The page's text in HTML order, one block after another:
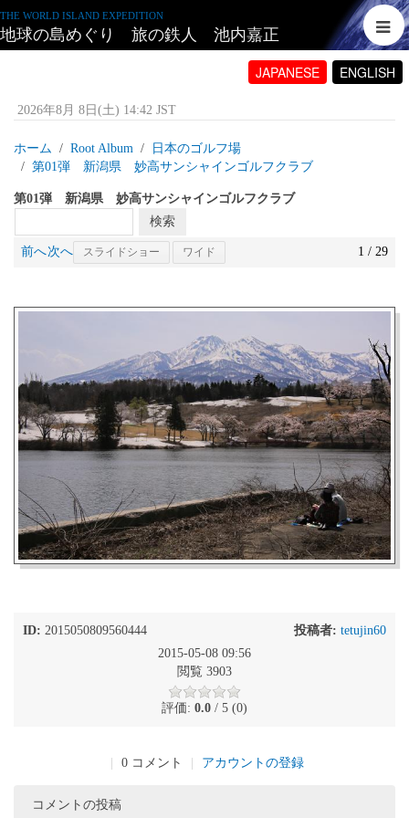
THE WORLD ISLAND EXPEDITION
地球の島めぐり 旅の鉄人 池内嘉正
JAPANESE ENGLISH
2026年8月 8日(土) 14:42 JST
ホーム Root Album
日本のゴルフ場
第01弾 新潟県 妙高サンシャインゴルフクラブ
第01弾 新潟県 妙高サンシャインゴルフクラブ
前へ次へ スライドショー ワイド 1 / 29
ID: 2015050809560444 投稿者: tetujin60
2015-05-08 09:56
閲覧 3903
評価: 0.0 / 5 (0)
| 0 コメント | アカウントの登録
コメントの投稿